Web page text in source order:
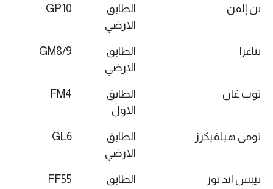
تن إلفن
الطابق
الارضي
GP10
تناغرا
الطابق
الارضي
GM8/9
توب غان
الطابق
الاول
FM4
تومي هيلفيكرز
الطابق
الارضي
GL6
تيبس اند توز
الطابق
FF55